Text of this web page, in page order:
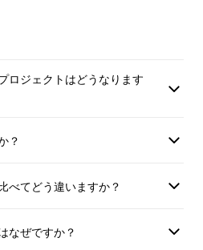
旨みと甘みがやさしく広
ことんこだわった本気の
野崎漬物で製造している
をもって開発しました。
ロジェクトはどうなります
？
べてどう違いますか？
なぜですか？